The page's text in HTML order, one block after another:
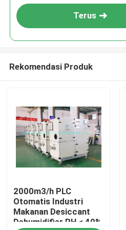
Rumah
Produk
Tentang kami
Terus
Rekomendasi Produk
2000m3/h PLC
Otomatis Industri
Makanan Desiccant
Dehumidifier RH < 40%